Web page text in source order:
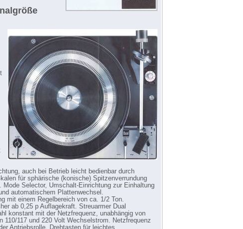
auch bei Betrieb leicht bedienbar durch
für sphärische (konische) Spitzenverrundung
Selector, Umschalt-Einrichtung zur Einhaltung
automatischem Plattenwechsel.
mit einem Regelbereich von ca. 1/2 Ton.
ab 0,25 p Auflagekraft. Streuarmer Dual
konstant mit der Netzfrequenz, unabhängig von
110/117 und 220 Volt Wechselstrom. Netzfrequenz
Antriebsrolle. Drehtasten für leichtes